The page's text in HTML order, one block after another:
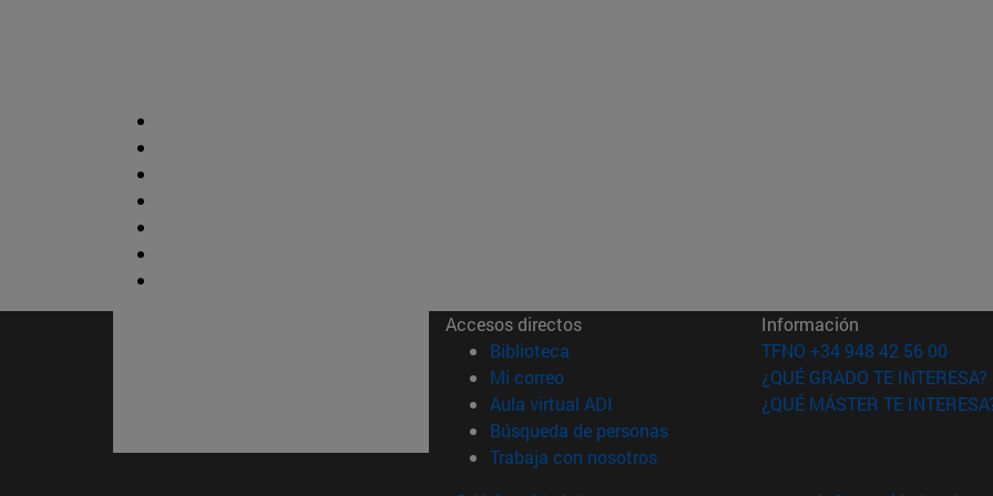
Accesos directos
Biblioteca (abre en nueva ventana)
Mi correo(abre en nueva ventana)
Aula virtual ADI (abre en nueva ventana)
Búsqueda de personas(abre en nueva ventana)
Trabaja con nosotros(abre en nueva ventana)
Información
TFNO +34 948 42 56 00
¿QUÉ GRADO TE INTERESA?
¿QUÉ MÁSTER TE